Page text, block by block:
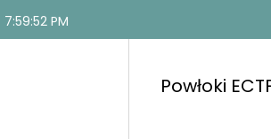
7:59:54 PM
Powłoki